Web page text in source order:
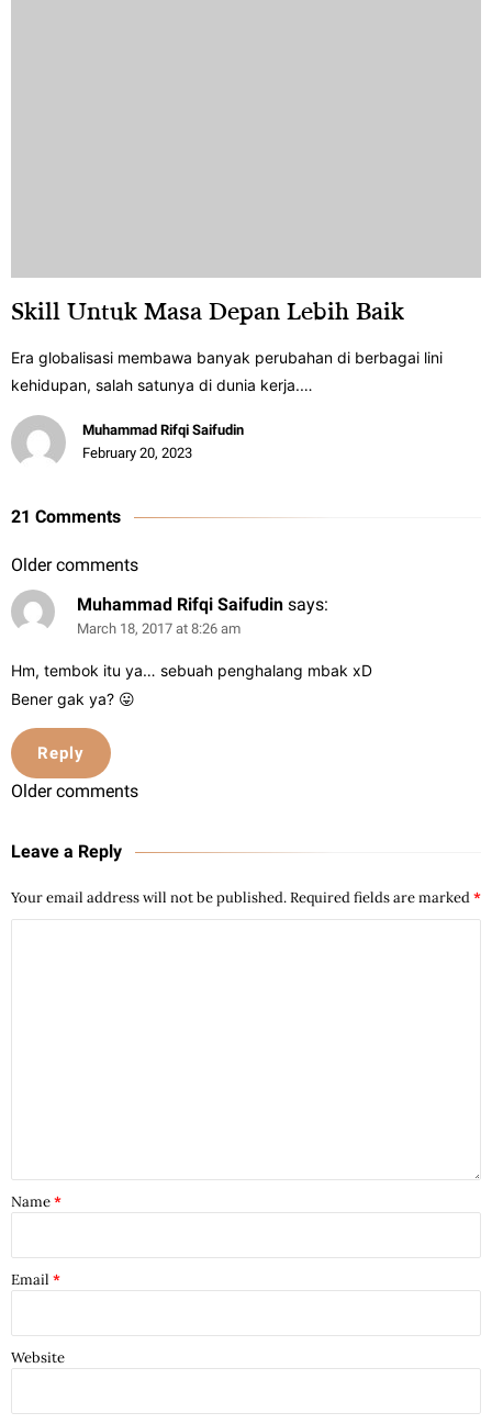
Skill Untuk Masa Depan Lebih Baik
Era globalisasi membawa banyak perubahan di berbagai lini
kehidupan, salah satunya di dunia kerja.…
Muhammad Rifqi Saifudin
February 20, 2023
21 Comments
Older comments
Muhammad Rifqi Saifudin says:
March 18, 2017 at 8:26 am
Hm, tembok itu ya… sebuah penghalang mbak xD
Bener gak ya? 😛
Reply
Older comments
Leave a Reply
Your email address will not be published.Required fields are marked*
Name*
Email *
Website